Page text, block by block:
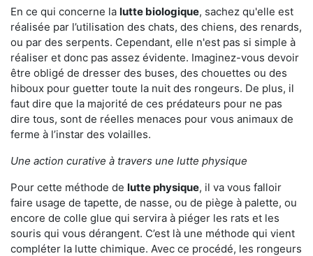
En ce qui concerne la lutte biologique, sachez qu'elle est
réalisée par l’utilisation des chats, des chiens, des renards,
ou par des serpents. Cependant, elle n'est pas si simple à
réaliser et donc pas assez évidente. Imaginez-vous devoir
être obligé de dresser des buses, des chouettes ou des
hiboux pour guetter toute la nuit des rongeurs. De plus, il
faut dire que la majorité de ces prédateurs pour ne pas
dire tous, sont de réelles menaces pour vous animaux de
ferme à l’instar des volailles.
Une action curative à travers une lutte physique
Pour cette méthode de lutte physique, il va vous falloir
faire usage de tapette, de nasse, ou de piège à palette, ou
encore de colle glue qui servira à piéger les rats et les
souris qui vous dérangent. C’est là une méthode qui vient
compléter la lutte chimique. Avec ce procédé, les rongeurs